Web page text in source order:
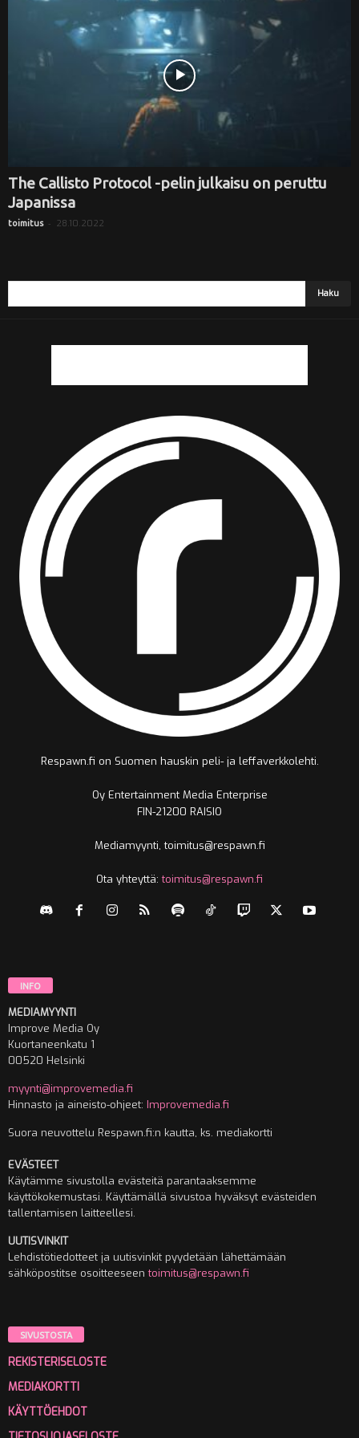
The Callisto Protocol -pelin julkaisu on peruttu
Japanissa
toimitus - 28.10.2022
Respawn.fi on Suomen hauskin peli- ja leffaverkkolehti.
Oy Entertainment Media Enterprise
FIN-21200 RAISIO
Mediamyynti, toimitus@respawn.fi
Ota yhteyttä:toimitus@respawn.fi
INFO
MEDIAMYYNTI
Improve Media Oy
Kuortaneenkatu 1
00520 Helsinki
myynti@improvemedia.fi
Hinnasto ja aineisto-ohjeet: Improvemedia.fi
Suora neuvottelu Respawn.fi:n kautta, ks. mediakortti
EVÄSTEET
Käytämme sivustolla evästeitä parantaaksemme
käyttökokemustasi. Käyttämällä sivustoa hyväksyt evästeiden
tallentamisen laitteellesi.
UUTISVINKIT
Lehdistötiedotteet ja uutisvinkit pyydetään lähettämään
sähköpostitse osoitteeseentoimitus@respawn.fi
SIVUSTOSTA
REKISTERISELOSTE
MEDIAKORTTI
KÄYTTÖEHDOT